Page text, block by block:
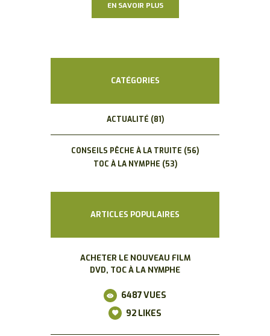
EN SAVOIR PLUS
CATÉGORIES
ACTUALITÉ (81)
CONSEILS PÊCHE À LA TRUITE (56)
TOC À LA NYMPHE (53)
ARTICLES POPULAIRES
ACHETER LE NOUVEAU FILM
DVD, TOC À LA NYMPHE
6487VUES
92 LIKES